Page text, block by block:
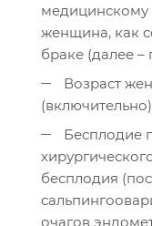
медицинскому
женщина, как
браке (далее –
Возраст
Бесплодие
бесплодия
очагов